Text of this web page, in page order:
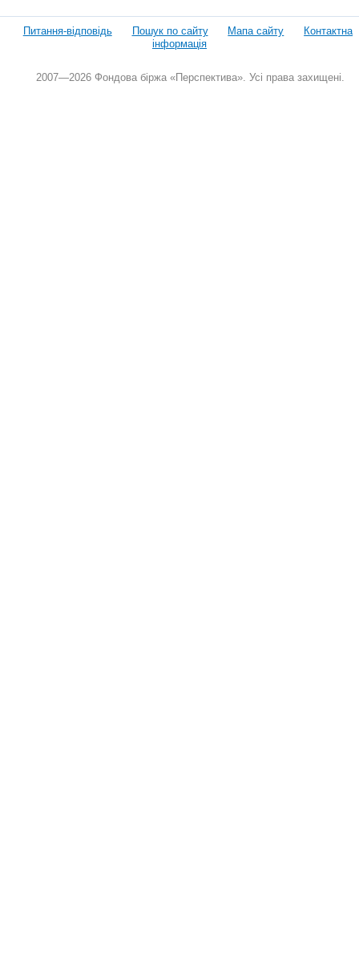
Питання-відповідь Пошук по сайту Мапа сайту
Контактна
інформація
2007—2026 Фондова біржа «Перспектива». Усі права захищені.